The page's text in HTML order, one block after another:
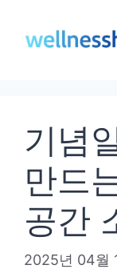
기념
만드
공간
2025년 04월